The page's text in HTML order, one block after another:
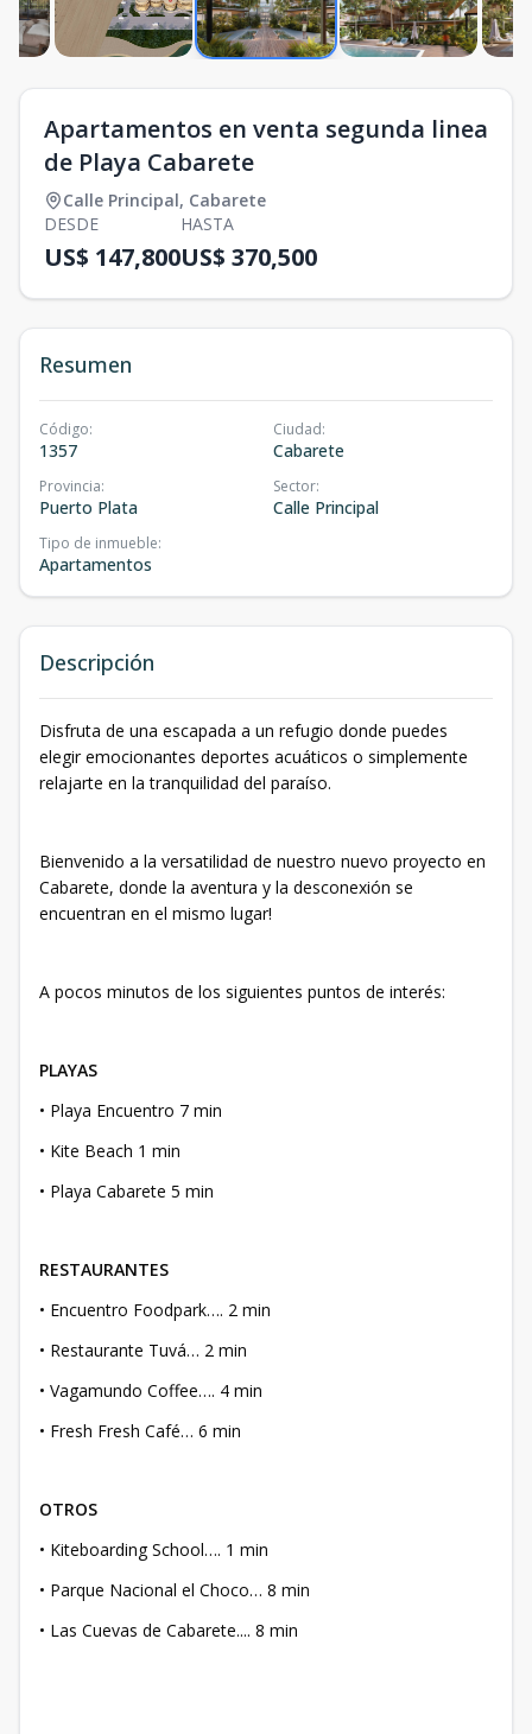
Apartamentos en venta segunda linea
de Playa Cabarete
Calle Principal, Cabarete
DESDE
US$ 147,800
HASTA
US$ 370,500
Resumen
Código:
1357
Ciudad:
Cabarete
Provincia:
Puerto Plata
Sector:
Calle Principal
Tipo de inmueble:
Apartamentos
Descripción
Disfruta de una escapada a un refugio donde puedes
elegir emocionantes deportes acuáticos o simplemente
relajarte en la tranquilidad del paraíso.
Bienvenido a la versatilidad de nuestro nuevo proyecto en
Cabarete, donde la aventura y la desconexión se
encuentran en el mismo lugar!
A pocos minutos de los siguientes puntos de interés:
PLAYAS
• Playa Encuentro 7 min
• Kite Beach 1 min
• Playa Cabarete 5 min
RESTAURANTES
• Encuentro Foodpark…. 2 min
• Restaurante Tuvá… 2 min
• Vagamundo Coffee…. 4 min
• Fresh Fresh Café… 6 min
OTROS
• Kiteboarding School…. 1 min
• Parque Nacional el Choco… 8 min
• Las Cuevas de Cabarete.... 8 min